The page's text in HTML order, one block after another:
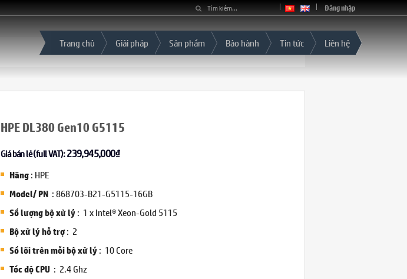
Đăng nhập
Trang chủ Giải pháp Sản phẩm Bảo hành Tin tức Liên hệ
HPE DL380 Gen10 G5115
Giá bán lẻ (full VAT):239,945,000₫
Hãng: HPE
Model/ PN : 868703-B21-G5115-16GB
Số lượng bộ xử lý: 1 x Intel® Xeon-Gold 5115
Bộ xử lý hỗ trợ: 2
Số lõi trên mỗi bộ xử lý: 10 Core
Tốc độ CPU : 2.4 Ghz